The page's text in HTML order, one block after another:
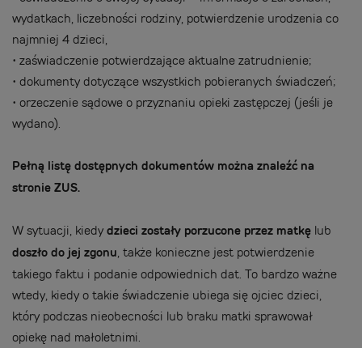
wydatkach, liczebności rodziny, potwierdzenie urodzenia co
najmniej 4 dzieci,
• zaświadczenie potwierdzające aktualne zatrudnienie;
• dokumenty dotyczące wszystkich pobieranych świadczeń;
• orzeczenie sądowe o przyznaniu opieki zastępczej (jeśli je
wydano).
Pełną listę dostępnych dokumentów można znaleźć na
stronie ZUS.
W sytuacji, kiedy dzieci zostały porzucone przez matkę lub
doszło do jej zgonu, także konieczne jest potwierdzenie
takiego faktu i podanie odpowiednich dat. To bardzo ważne
wtedy, kiedy o takie świadczenie ubiega się ojciec dzieci,
który podczas nieobecności lub braku matki sprawował
opiekę nad małoletnimi.